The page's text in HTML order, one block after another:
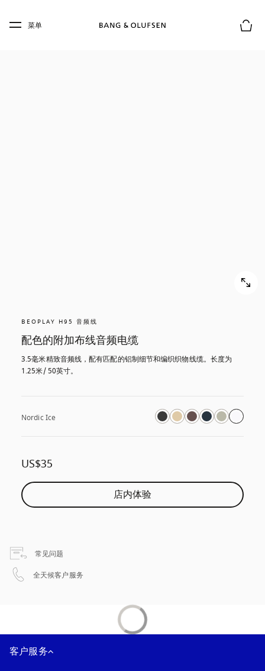
Skip to main footer
菜单
BEOPLAY H95 音频线
配色的附加布线音频电缆
3.5毫米精致音频线，配有匹配的铝制细节和编织织物线缆。长度为
1.25米/ 50英寸。
Nordic Ice
US$35
店内体验
常见问题
全天候客户服务
客户服务